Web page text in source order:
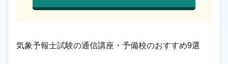
気象予報士試験の通信講座・予備校のおすすめ9選